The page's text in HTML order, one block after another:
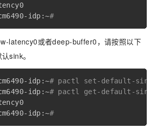
idp:~#
latency0或者deep-buffer0，请按照以下
sink。
idp:~# pactl set-default-sink
idp:~# pactl get-default-sink
idp:~#